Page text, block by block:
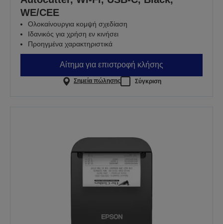
WE/CEE
Ολοκαίνουργια κομψή σχεδίαση
Ιδανικός για χρήση εν κινήσει
Προηγμένα χαρακτηριστικά
Αίτημα για επιστροφή κλήσης
Σημεία πώλησης Σύγκριση